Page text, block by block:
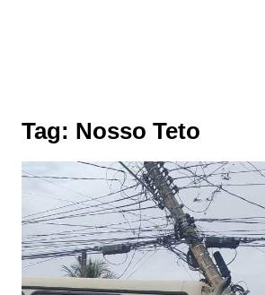
Tag: Nosso Teto